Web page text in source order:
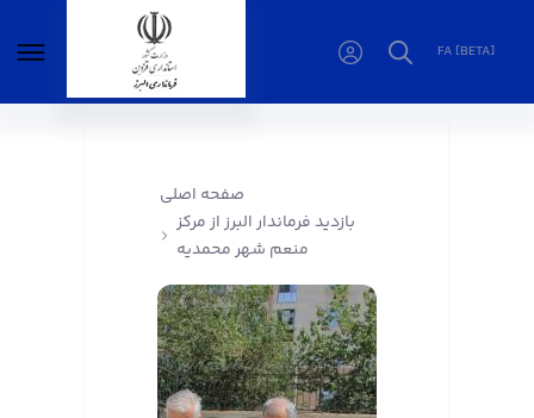
FA [BETA]
صفحه اصلی
بازدید فرماندار البرز از مرکز
منعم شهر محمدیه